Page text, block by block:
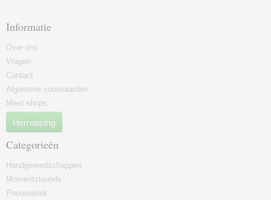
Informatie
Over ons
Vragen
Contact
Algemene voorwaarden
Meer shops
Herroeping
Categorieën
Handgereedschappen
Momentsleutels
Pneumatiek